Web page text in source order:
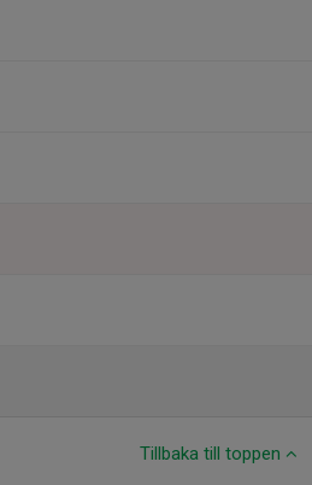
Tillbaka till toppen